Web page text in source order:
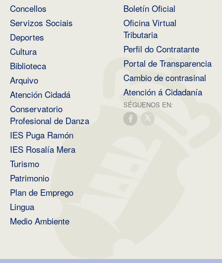
Concellos
Servizos Sociais
Deportes
Cultura
Biblioteca
Arquivo
Atención Cidadá
Conservatorio
Profesional de Danza
IES Puga Ramón
IES Rosalía Mera
Turismo
Patrimonio
Plan de Emprego
Lingua
Medio Ambiente
Boletín Oficial
Oficina Virtual
Tributaria
Perfil do Contratante
Portal de Transparencia
Cambio de contrasinal
Atención á Cidadanía
SÉGUENOS EN: